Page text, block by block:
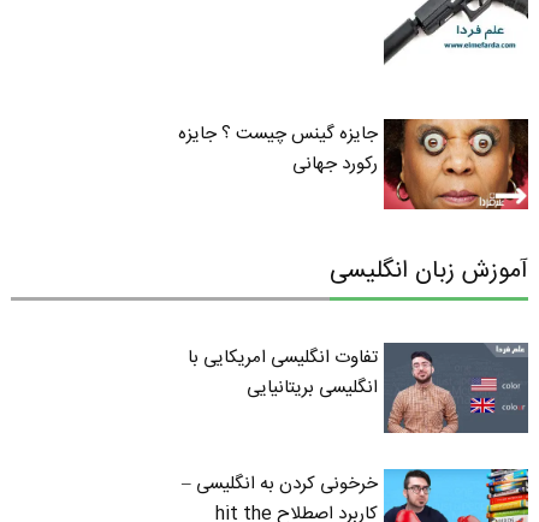
جایزه گینس چیست ؟ جایزه
رکورد جهانی
آموزش زبان انگلیسی
تفاوت انگلیسی امریکایی با
انگلیسی بریتانیایی
خرخونی کردن به انگلیسی –
کاربرد اصطلاح hit the